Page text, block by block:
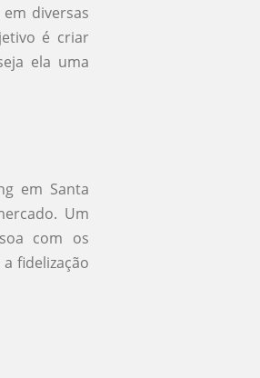
diversas
é criar
ela uma
em Santa
Um
com os
fidelização